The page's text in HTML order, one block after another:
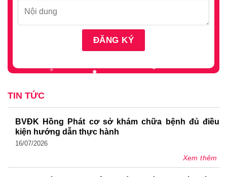
TIN TỨC
BVĐK Hồng Phát cơ sở khám chữa bệnh đủ điều
kiện hướng dẫn thực hành
16/07/2026
Xem thêm